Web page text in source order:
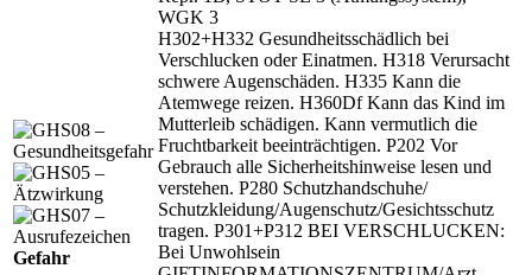
Gefahr
WGK 3
H302+H332 Gesundheitsschädlich bei
Verschlucken oder Einatmen. H318 Verursacht
schwere Augenschäden. H335 Kann die
Atemwege reizen. H360Df Kann das Kind im
Mutterleib schädigen. Kann vermutlich die
Fruchtbarkeit beeinträchtigen. P202 Vor
Gebrauch alle Sicherheitshinweise lesen und
verstehen. P280 Schutzhandschuhe/
Schutzkleidung/Augenschutz/Gesichtsschutz
tragen. P301+P312 BEI VERSCHLUCKEN:
Bei Unwohlsein